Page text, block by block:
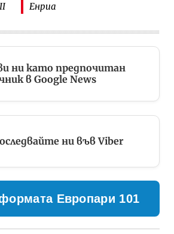
Енриа
ни като предпочитан
в Google News
ни във Viber
Европари 101